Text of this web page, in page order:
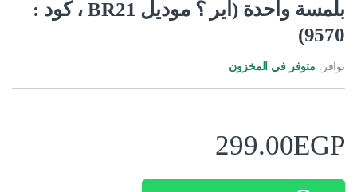
بلمسة واحدة (اير ؟ موديل BR21 ، كود :
9570)
توافر: متوفر في المخزون
299.00EGP